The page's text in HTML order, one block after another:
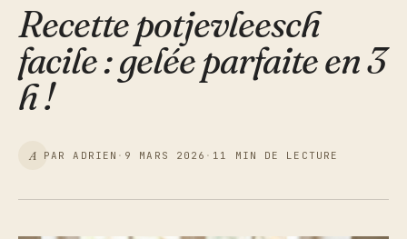
Contact
Newsletter
Recette potjevleesch
facile : gelée parfaite en 3
h !
A PAR ADRIEN · 9 MARS 2026 · 11 MIN DE LECTURE